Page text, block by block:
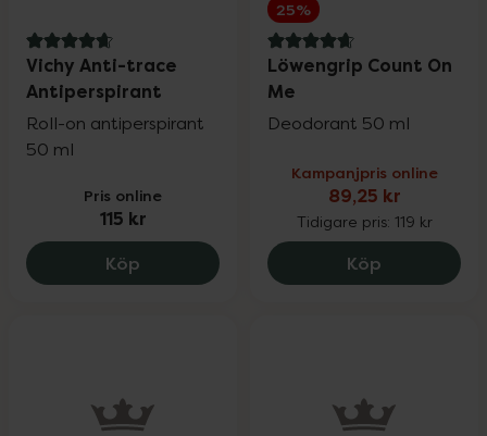
4.7 av 5 i omdöme
Vichy Anti-trace
Antiperspirant
Roll-on antiperspirant
50 ml
Pris online
115 kr
Köp Vichy Anti-trace Antiperspirant, 115 kr.
25%
4.7 av 5 i omdöme
Löwengrip Count On
Me
Deodorant 50 ml
Kampanjpris online
89,25 kr
Tidigare pris: 119 kr
Köp Löwengrip